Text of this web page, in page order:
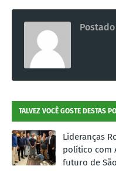
TALVEZ VOCÊ GOSTE DESTAS
Lideranças
político com
futuro de